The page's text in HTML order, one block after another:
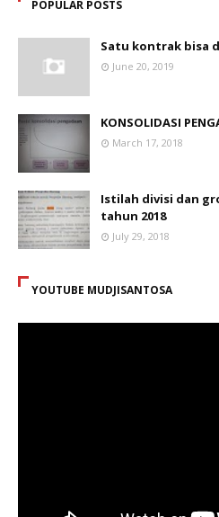
POPULAR POSTS
Satu kontrak bisa
June 20, 2019
KONSOLIDASI
March 17, 2018
Istilah divisi dan
tahun 2018
July 29, 2018
YOUTUBE MUDJISANTOSA